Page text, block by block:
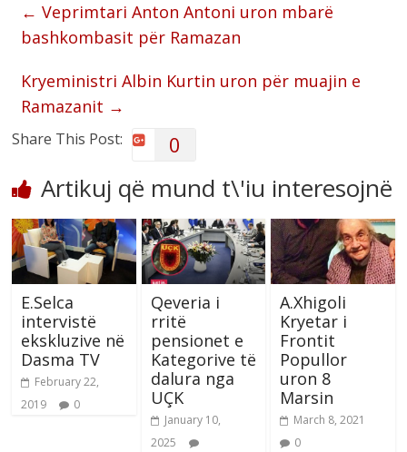
← Veprimtari Anton Antoni uron mbarë
bashkombasit për Ramazan
Kryeministri Albin Kurtin uron për muajin e
Ramazanit →
Share This Post: 0
Artikuj që mund t\'iu interesojnë
E.Selca
intervistë
ekskluzive në
Dasma TV
February 22,
2019
0
Qeveria i
rritë
pensionet e
Kategorive të
dalura nga
UÇK
January 10,
2025
A.Xhigoli
Kryetar i
Frontit
Popullor
uron 8
Marsin
March 8, 2021
0